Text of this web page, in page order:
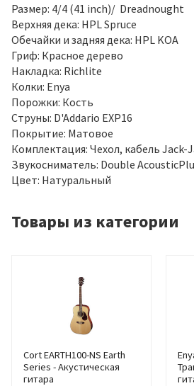
Размер: 4/4 (41 inch)/ Dreadnought
Верхняя дека: HPL Spruce
Обечайки и задняя дека: HPL KOA
Гриф: Красное дерево
Накладка: Richlite
Колки: Enya
Порожки: Кость
Струны: D'Addario EXP16
Покрытие: Матовое
Комплектация: Чехол, кабель Jack-
Звукосниматель: Double
Цвет: Натуральный
Товары из категории
Cort EARTH100-NS Earth
Series - Акустическая
гитара